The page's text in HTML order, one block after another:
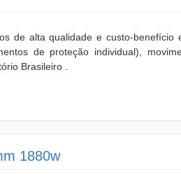
de alta qualidade e custo-
de proteção individual),
Brasileiro .
1880w